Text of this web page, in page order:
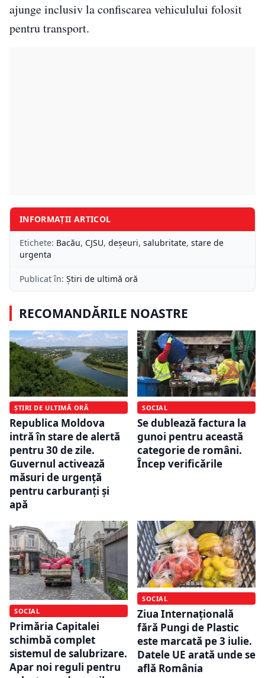
ajunge inclusiv la confiscarea vehiculului folosit
pentru transport.
INFORMAȚII ARTICOL
Etichete: Bacău, CJSU, deșeuri, salubritate, stare de
urgenta
Publicat în: Știri de ultimă oră
RECOMANDĂRILE NOASTRE
ȘTIRI DE ULTIMĂ ORĂ
Republica Moldova
intră în stare de alertă
pentru 30 de zile.
Guvernul activează
măsuri de urgență
pentru carburanți și
apă
SOCIAL
Se dublează factura la
gunoi pentru această
categorie de români.
Încep verificările
SOCIAL
Primăria Capitalei
schimbă complet
sistemul de salubrizare.
Apar noi reguli pentru
SOCIAL
Ziua Internațională
fără Pungi de Plastic
este marcată pe 3 iulie.
Datele UE arată unde se
află România